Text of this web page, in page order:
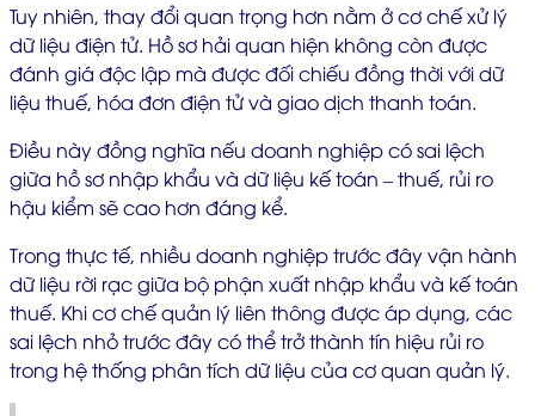
Tuy nhiên, thay đổi quan trọng hơn nằm ở cơ chế xử lý
dữ liệu điện tử. Hồ sơ hải quan hiện không còn được
đánh giá độc lập mà được đối chiếu đồng thời với dữ
liệu thuế, hóa đơn điện tử và giao dịch thanh toán.
Điều này đồng nghĩa nếu doanh nghiệp có sai lệch
giữa hồ sơ nhập khẩu và dữ liệu kế toán – thuế, rủi ro
hậu kiểm sẽ cao hơn đáng kể.
Trong thực tế, nhiều doanh nghiệp trước đây vận hành
dữ liệu rời rạc giữa bộ phận xuất nhập khẩu và kế toán
thuế. Khi cơ chế quản lý liên thông được áp dụng, các
sai lệch nhỏ trước đây có thể trở thành tín hiệu rủi ro
trong hệ thống phân tích dữ liệu của cơ quan quản lý.